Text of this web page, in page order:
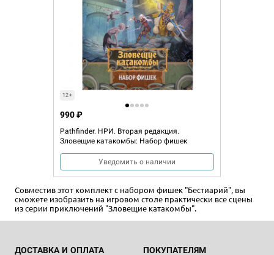
12+
Pathfinder. НРИ. Вторая редакция.
Зловещие катакомбы: Набор фишек
990 ₽
Уведомить о наличии
Совместив этот комплект с набором фишек "Бестиарий", вы
сможете изобразить на игровом столе практически все сцены
из серии приключений "Зловещие катакомбы".
ДОСТАВКА И ОПЛАТА ПОКУПАТЕЛЯМ